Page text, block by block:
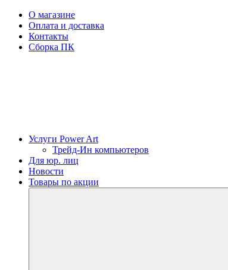
О магазине
Оплата и доставка
Контакты
Сборка ПК
Услуги Power Art
Трейд-Ин компьютеров
Для юр. лиц
Новости
Товары по акции